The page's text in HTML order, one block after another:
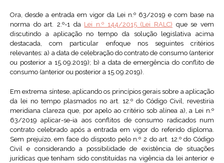
Ora, desde a entrada em vigor da Lei n.º 63/2019 e com base na
norma do art. 2.º-1 da Lei n.º 144/2015 (Lei RALC) que se vem
discutindo a aplicação no tempo da solução legislativa acima
destacada, com particular enfoque nos seguintes critérios
relevantes: a) a data de celebração do contrato de consumo (anterior
ou posterior a 15.09.2019); b) a data de emergência do conflito de
consumo (anterior ou posterior a 15.09.2019).
Em extrema síntese, aplicando os princípios gerais sobre a aplicação
da lei no tempo plasmados no art. 12.º do Código Civil, revestiria
meridiana clareza que, por apelo ao critério sob alínea a), a Lei n.º
63/2019 aplicar-se-ia aos conflitos de consumo radicados num
contrato celebrado após a entrada em vigor do referido diploma.
Sem prejuízo, em face do disposto pelo n.º 2 do art. 12.º do Código
Civil e considerando a possibilidade de existência de situações
jurídicas que tenham sido constituídas na vigência da lei anterior e